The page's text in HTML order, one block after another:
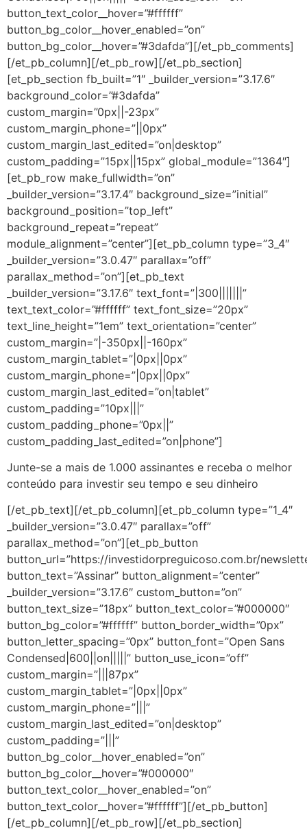
button_text_color__hover=”#ffffff”
button_bg_color__hover_enabled=”on”
button_bg_color__hover=”#3dafda”][/et_pb_comments]
[/et_pb_column][/et_pb_row][/et_pb_section]
[et_pb_section fb_built=”1″ _builder_version=”3.17.6″
background_color=”#3dafda”
custom_margin=”0px||-23px”
custom_margin_phone=”||0px”
custom_margin_last_edited=”on|desktop”
custom_padding=”15px||15px” global_module=”1364″]
[et_pb_row make_fullwidth=”on”
_builder_version=”3.17.4″ background_size=”initial”
background_position=”top_left”
background_repeat=”repeat”
module_alignment=”center”][et_pb_column type=”3_4″
_builder_version=”3.0.47″ parallax=”off”
parallax_method=”on”][et_pb_text
_builder_version=”3.17.6″ text_font=”|300|||||||”
text_text_color=”#ffffff” text_font_size=”20px”
text_line_height=”1em” text_orientation=”center”
custom_margin=”|-350px||-160px”
custom_margin_tablet=”|0px||0px”
custom_margin_phone=”|0px||0px”
custom_margin_last_edited=”on|tablet”
custom_padding=”10px|||”
custom_padding_phone=”0px||”
custom_padding_last_edited=”on|phone”]
Junte-se a mais de 1.000 assinantes e receba o melhor
conteúdo para investir seu tempo e seu dinheiro
[/et_pb_text][/et_pb_column][et_pb_column type=”1_4″
_builder_version=”3.0.47″ parallax=”off”
parallax_method=”on”][et_pb_button
button_url=”https://investidorpreguicoso.com.br/
button_text=”Assinar” button_alignment=”center”
_builder_version=”3.17.6″ custom_button=”on”
button_text_size=”18px” button_text_color=”#000000″
button_bg_color=”#ffffff” button_border_width=”0px”
button_letter_spacing=”0px” button_font=”Open Sans
Condensed|600||on|||||” button_use_icon=”off”
custom_margin=”|||87px”
custom_margin_tablet=”|0px||0px”
custom_margin_phone=”|||”
custom_margin_last_edited=”on|desktop”
custom_padding=”|||”
button_bg_color__hover_enabled=”on”
button_bg_color__hover=”#000000″
button_text_color__hover_enabled=”on”
button_text_color__hover=”#ffffff”][/et_pb_button]
[/et_pb_column][/et_pb_row][/et_pb_section]